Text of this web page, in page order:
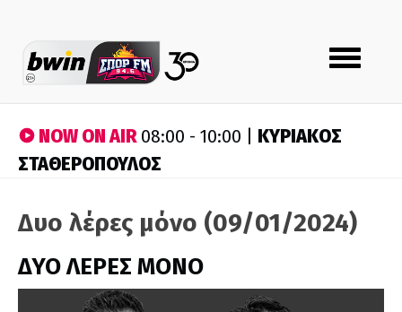
Toggle
navigation
NOW ON AIR08:00 - 10:00 | ΚΥΡΙΑΚΟΣ
ΣΤΑΘΕΡΟΠΟΥΛΟΣ
Δυο λέρες μόνο (09/01/2024)
ΔΥΟ ΛΕΡΕΣ ΜΟΝΟ